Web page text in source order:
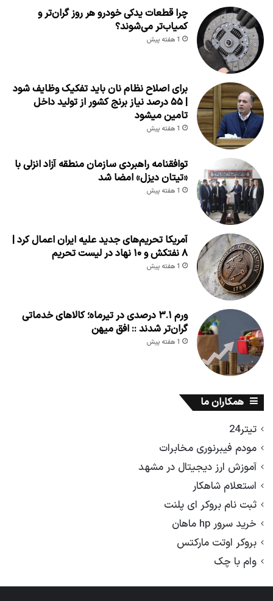
چرا قطعات یدکی خودرو هر روز گران‌تر و
کمیاب‌تر می‌شوند؟
1 هفته پیش
برای اصلاح نظام نان باید تفکیک وظایف شود
| ۵۵ درصد نیاز برنج کشور از تولید داخل
تامین میشود
1 هفته پیش
توافقنامه راهبردی سازمان منطقه آزاد انزلی با
«تیتان دیزل» امضا شد
1 هفته پیش
آمریکا تحریم‌های جدید علیه ایران اعمال کرد |
۸ نفتکش و ۱۰ نهاد در لیست تحریم
1 هفته پیش
ورم ۳.۱ درصدی در تیرماه؛ کالاهای خدماتی
گران‌تر شدند :: افق میهن
1 هفته پیش
همکاران ما
تیتر24
مودم فیبرنوری مخابرات
آموزش ارز دیجیتال در مشهد
استعلام شاهکار
ثبت نام بروکر ای پلنت
خرید سرور hp ماهان
بروکر اوتت مارکتس
وام با چک